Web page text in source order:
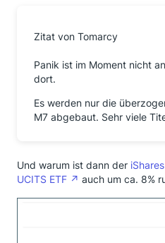
Zitat von Tomarcy
Panik ist im Moment nicht
dort.
Es werden nur die
M7 abgebaut. Sehr viele
Und warum ist dann der
UCITS ETF
auch um ca. 8%